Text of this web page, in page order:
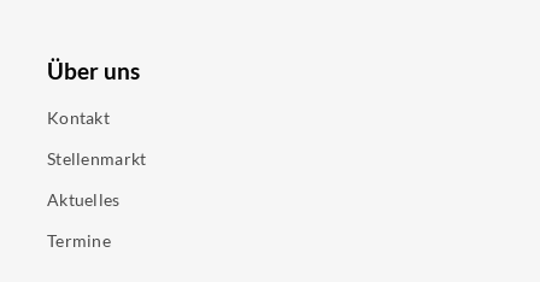
Über uns
Kontakt
Stellenmarkt
Aktuelles
Termine